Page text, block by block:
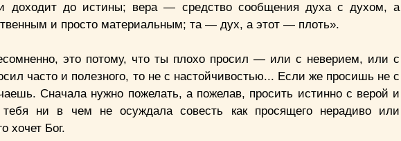
доходит до истины; вера — средство сообщения духа с духом, а
и просто материальным; та — дух, а этот — плоть».
это потому, что ты плохо просил — или с неверием, или с
часто и полезного, то не с настойчивостью... Если же просишь не с
Сначала нужно пожелать, а пожелав, просить истинно с верой и
ни в чем не осуждала совесть как просящего нерадиво или
хочет Бог.